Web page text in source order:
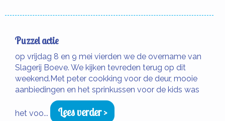
Puzzel actie
op vrijdag 8 en 9 mei vierden we de overname van
Slagerij Boeve. We kijken tevreden terug op dit
weekend.Met peter cookking voor de deur, mooie
aanbiedingen en het sprinkussen voor de kids was
het voo... Lees verder >